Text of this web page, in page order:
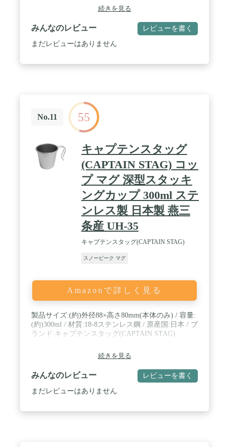
販売、及び譲渡によって発生した故障・損傷・劣
化・損害・事故につきましては、一切責任を負いか
ねますので予めご了承ください。
続きを見る
みんなのレビュー レビューを書く
まだレビューはありません
No.11 55
キャプテンスタッグ
(CAPTAIN STAG) コッ
プ マグ 深型スタッキ
ングカップ 300ml ステ
ンレス製 日本製 燕三
条産 UH-35
キャプテンスタッグ(CAPTAIN STAG)
スノーピーク マグ
Amazonで詳しく見る
製品サイズ:(約)外径88×高さ80mm(本体のみ) / 容量:
(約)300ml / 材質:18-8ステンレス鋼 / 原産国:日本 / ブ
ランド:キャプテンスタッグ(CAPTAIN STAG)
続きを見る
みんなのレビュー レビューを書く
まだレビューはありません